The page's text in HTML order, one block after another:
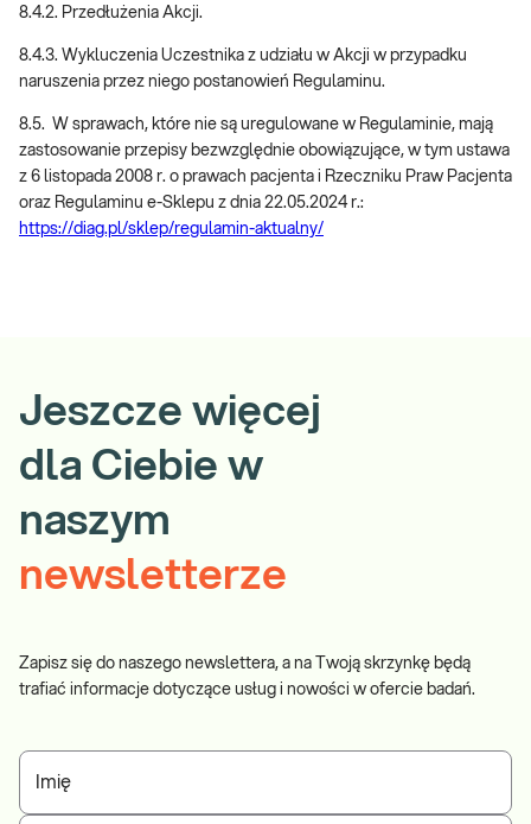
8.4.2. Przedłużenia Akcji.
8.4.3. Wykluczenia Uczestnika z udziału w Akcji w przypadku
naruszenia przez niego postanowień Regulaminu.
8.5. W sprawach, które nie są uregulowane w Regulaminie, mają
zastosowanie przepisy bezwzględnie obowiązujące, w tym ustawa
z 6 listopada 2008 r. o prawach pacjenta i Rzeczniku Praw Pacjenta
oraz Regulaminu e-Sklepu z dnia 22.05.2024 r.:
https://diag.pl/sklep/regulamin-aktualny/
Jeszcze więcej
dla Ciebie w
naszym
newsletterze
Zapisz się do naszego newslettera, a na Twoją skrzynkę będą
trafiać informacje dotyczące usług i nowości w ofercie badań.
Imię